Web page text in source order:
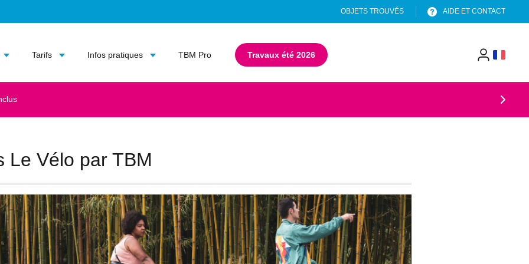
OBJETS TROUVÉS AIDE ET CONTACT
Tarifs Infos pratiques TBM Pro Travaux été 2026(s'ouvre dans un nouvel onglet)
menu
header
Le Vélo par TBM